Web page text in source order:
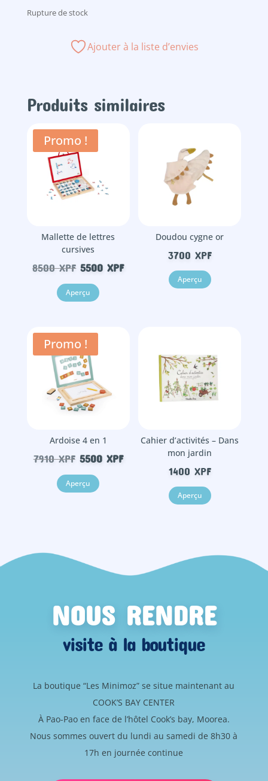
Rupture de stock
Ajouter à la liste d’envies
Produits similaires
Promo !
Mallette de lettres
cursives
8500XPF Le
prix
initial
8500 XPF.
5500XPFLe
Aperçu
Doudou cygne or
3700 XPF
Aperçu
Promo !
Ardoise 4 en 1
7910XPF Le
prix
initial
5500 XPFLe
Aperçu
Cahier d’activités – Dans
mon jardin
1400 XPF
Aperçu
NOUS RENDRE
visite à la boutique
La boutique “Les Minimoz” se situe maintenant au
COOK’S BAY CENTER
À Pao-Pao en face de l’hôtel Cook’s bay, Moorea.
Nous sommes ouvert du lundi au samedi de 8h30 à
17h en journée continue